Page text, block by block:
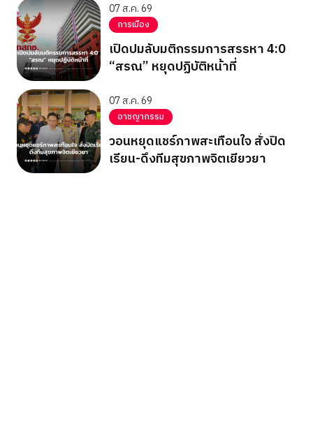
07 ส.ค. 69
การเมือง
เปิดปมลับมติกรรมการสรรหา 4:0
“สรณ” หยุดปฏิบัติหน้าที่
07 ส.ค. 69
อาชญากรรม
วอนหยุดแชร์ภาพสะเทือนใจ สั่งปิด
เรียน-ดึงทีมสุขภาพจิตเยียวยา